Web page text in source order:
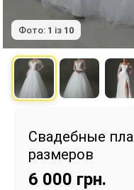
Фото: 1 із 10
Свадебные
размеров
6 000 грн.